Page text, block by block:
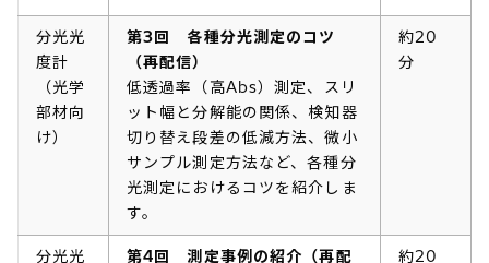
分光光
度計
（光学
部材向
け）
第3回 各種分光測定のコツ
（再配信）
低透過率（高Abs）測定、スリ
ット幅と分解能の関係、検知器
切り替え段差の低減方法、微小
サンプル測定方法など、各種分
光測定におけるコツを紹介しま
す。
約20
分
分光光
第4回 測定事例の紹介（再配
約20